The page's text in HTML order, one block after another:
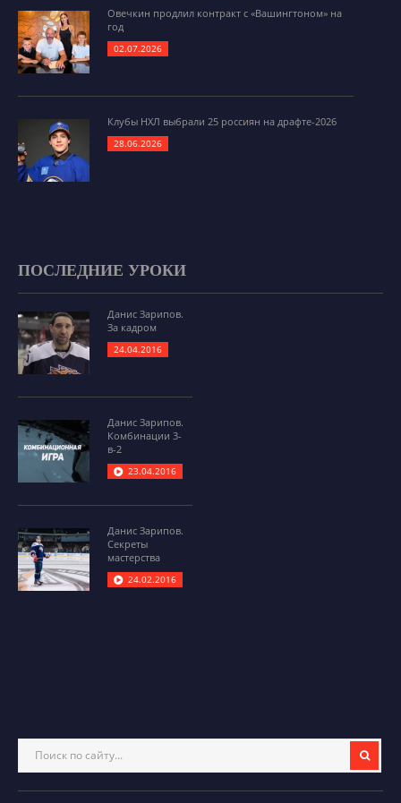
Овечкин продлил контракт с «Вашингтоном» на
год
02.07.2026
Клубы НХЛ выбрали 25 россиян на драфте-2026
28.06.2026
ПОСЛЕДНИЕ УРОКИ
Данис Зарипов.
За кадром
24.04.2016
Данис Зарипов.
Комбинации 3-
в-2
23.04.2016
Данис Зарипов.
Секреты
мастерства
24.02.2016